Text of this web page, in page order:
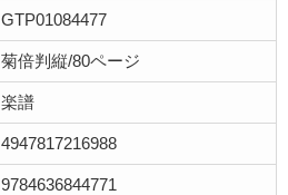
GTP01084477
菊倍判縦/80ページ
楽譜
4947817216988
9784636844771